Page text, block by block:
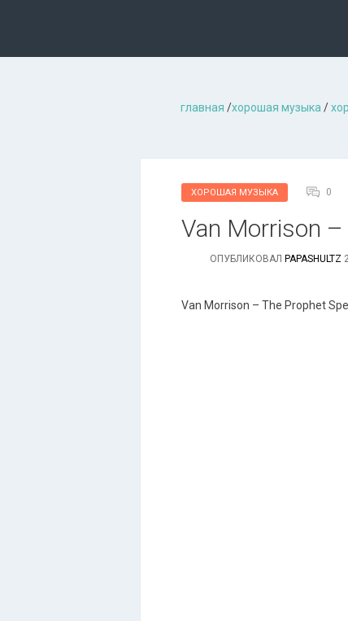
главная /хорошая музыкa /
ХОРОШАЯ МУЗЫКА 0
Van Morrison –
ОПУБЛИКОВАЛ PAPASHULTZ
Van Morrison – The Prophet